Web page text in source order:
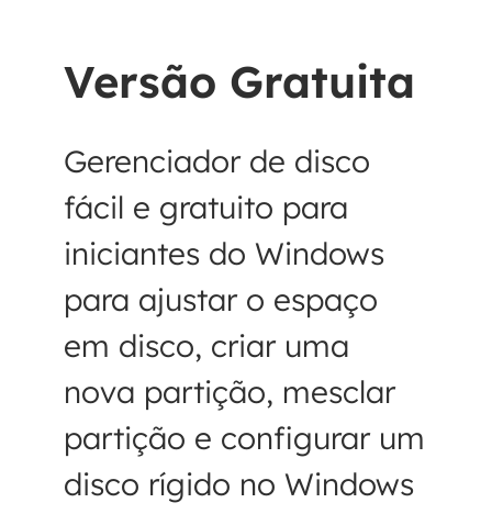
Versão Gratuita
Gerenciador de disco
fácil e gratuito para
iniciantes do Windows
para ajustar o espaço
em disco, criar uma
nova partição, mesclar
partição e configurar um
disco rígido no Windows